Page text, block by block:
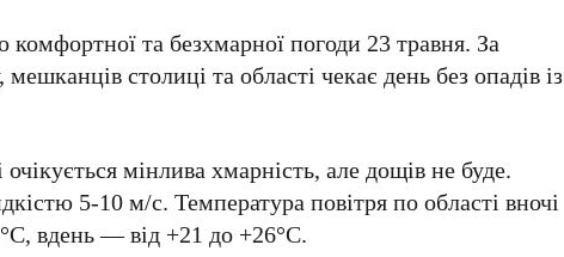
комфортної та безхмарної погоди23 травня. За
, мешканців столиці та області чекає день без опадів із
мінлива хмарність, але дощів не буде.
5-10 м/с. Температура повітря по області вночі
, вдень — від +21 до +26°C.